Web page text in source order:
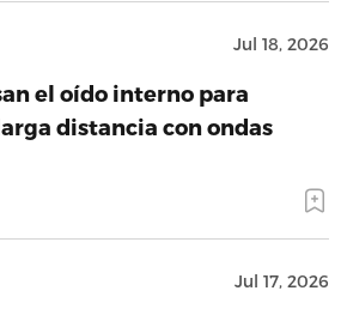
Jul 18, 2026
el oído interno para
distancia con ondas
Jul 17, 2026